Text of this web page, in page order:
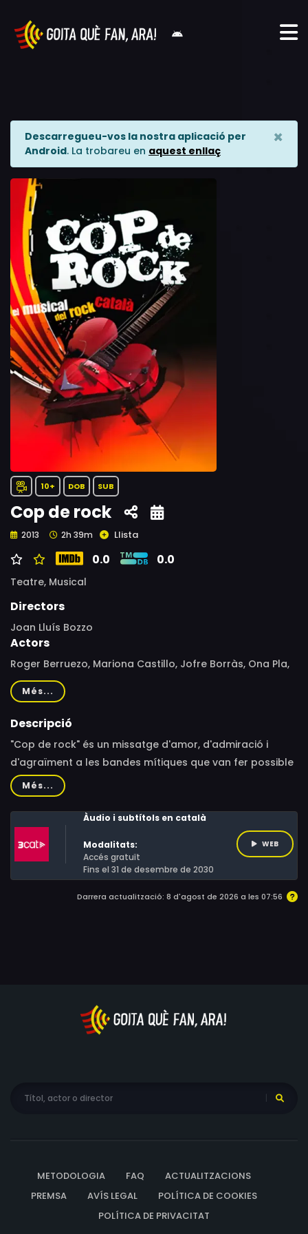
Descarregueu-vos la nostra aplicació per
Android. La trobareu en aquest enllaç
×
10+ DOB SUB
Cop de rock
2013 2h 39m Llista
0.0 0.0
Teatre, Musical
Directors
Joan Lluís Bozzo
Actors
Roger Berruezo, Mariona Castillo, Jofre Borràs, Ona Pla,
Mònica Vives, Albert Martínez, Paula Vives, Llorenç
Santamaria, Miquel Malirach, Nico Baumgartner, Íngrid
Domènech, Pablo Ibáñez García, Anna Escribà, Eva
Més...
Descripció
"Cop de rock" és un missatge d'amor, d'admiració i
d'agraïment a les bandes mítiques que van fer possible
el miracle del rock català a principis de la dècada dels
90 fins avui. També és un missatge d'estímul i record a
un públic enfervorit que va omplir a vessar els recintes
on tocaven. El suport de tantíssims seguidors va donar
sentit a aquest moviment musical que va marcar tota
una generació.
Més...
Àudio i subtítols en català
Modalitats:
Accés gratuït
Fins el 31 de desembre de 2030
WEB
Darrera actualització: 8 d'agost de 2026 a les 07:56
METODOLOGIA FAQ
ACTUALITZACIONS
PREMSA
AVÍS LEGAL
POLÍTICA DE COOKIES
POLÍTICA DE PRIVACITAT